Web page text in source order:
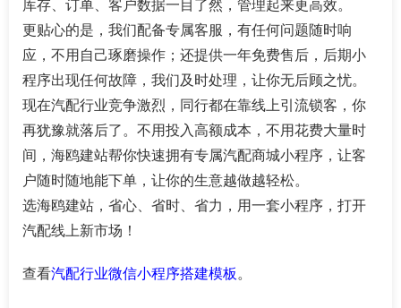
库存、订单、客户数据一目了然，管理起来更高效。
更贴心的是，我们配备专属客服，有任何问题随时响
应，不用自己琢磨操作；还提供一年免费售后，后期小
程序出现任何故障，我们及时处理，让你无后顾之忧。
现在汽配行业竞争激烈，同行都在靠线上引流锁客，你
再犹豫就落后了。不用投入高额成本，不用花费大量时
间，海鸥建站帮你快速拥有专属汽配商城小程序，让客
户随时随地能下单，让你的生意越做越轻松。
选海鸥建站，省心、省时、省力，用一套小程序，打开
汽配线上新市场！
查看汽配行业微信小程序搭建模板 。